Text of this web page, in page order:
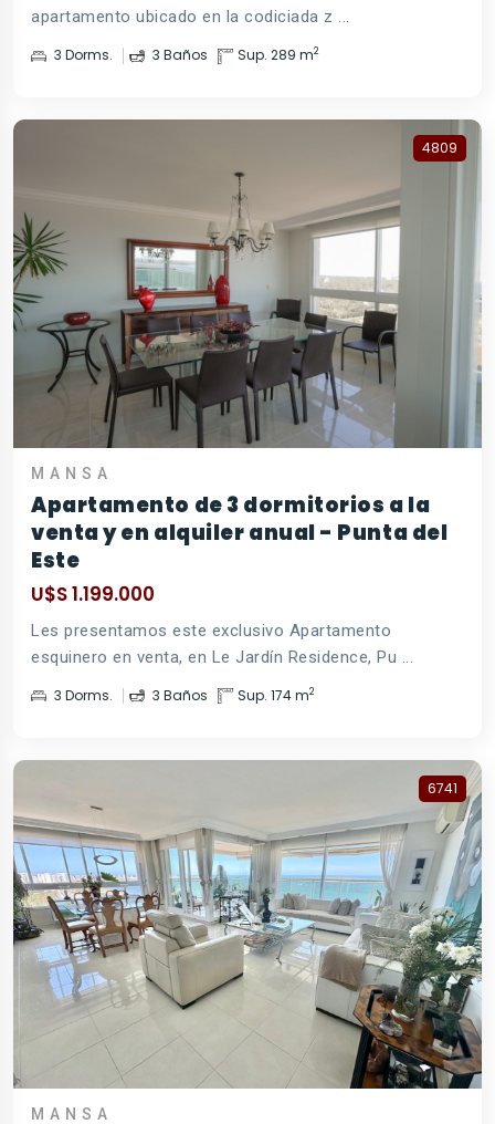
apartamento ubicado en la codiciada z ...
3 Dorms. 3 Baños Sup. 289 m2
4809
MANSA
Apartamento de 3 dormitorios a la
venta y en alquiler anual - Punta del
Este
U$S 1.199.000
Les presentamos este exclusivo Apartamento
esquinero en venta, en Le Jardín Residence, Pu ...
3 Dorms. 3 Baños Sup. 174 m2
6741
MANSA